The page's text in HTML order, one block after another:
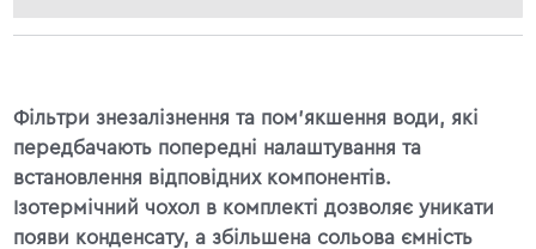
Фільтри знезалізнення та пом’якшення води, які
передбачають попередні налаштування та
встановлення відповідних компонентів.
Ізотермічний чохол в комплекті дозволяє уникати
появи конденсату, а збільшена сольова ємність